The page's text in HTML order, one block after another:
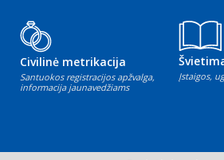
Civilinė metrikacija
Santuokos registracijos apžvalga,
informacija jaunavedžiams
Įstaigos,